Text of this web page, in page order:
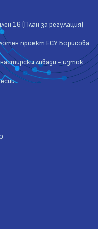
16 (План за регулация)
проект ЕСУ Борисова
ливади - изток